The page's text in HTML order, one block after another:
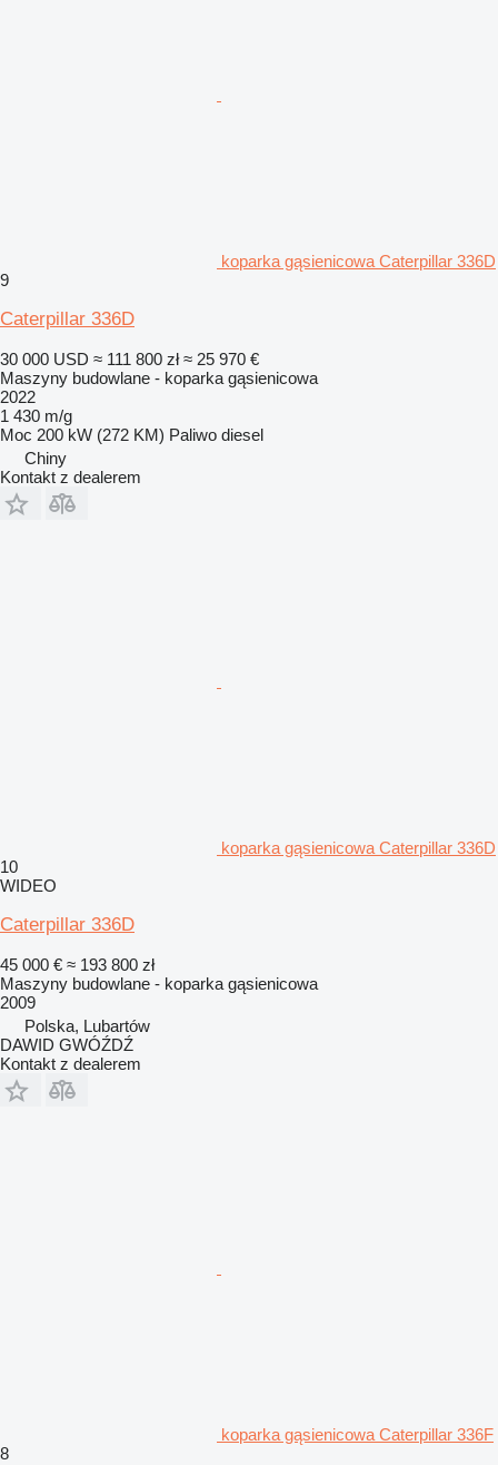
koparka gąsienicowa Caterpillar 336D
9
Caterpillar 336D
30 000 USD ≈ 111 800 zł ≈ 25 970 €
Maszyny budowlane - koparka gąsienicowa
2022
1 430 m/g
Moc 200 kW (272 KM) Paliwo diesel
Chiny
Kontakt z dealerem
koparka gąsienicowa Caterpillar 336D
10
WIDEO
Caterpillar 336D
45 000 € ≈ 193 800 zł
Maszyny budowlane - koparka gąsienicowa
2009
Polska, Lubartów
DAWID GWÓŹDŹ
Kontakt z dealerem
koparka gąsienicowa Caterpillar 336F
8